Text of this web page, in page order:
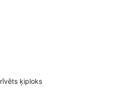
ķiploks